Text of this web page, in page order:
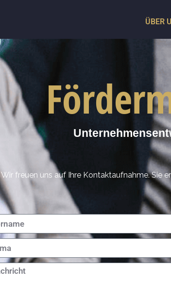
ÜBER
Wir freuen uns auf Ihre Kontaktaufnahme. Sie